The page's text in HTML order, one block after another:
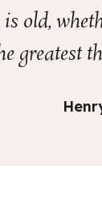
old,
greatest